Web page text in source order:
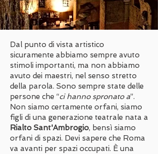
Dal punto di vista artistico
sicuramente abbiamo sempre avuto
stimoli importanti, ma non abbiamo
avuto dei maestri, nel senso stretto
della parola. Sono sempre state delle
persone che “ci hanno spronato a”.
Non siamo certamente orfani, siamo
figli di una generazione teatrale nata a
Rialto Sant'Ambrogio, bensì siamo
orfani di spazi. Devi sapere che Roma
va avanti per spazi occupati. È una